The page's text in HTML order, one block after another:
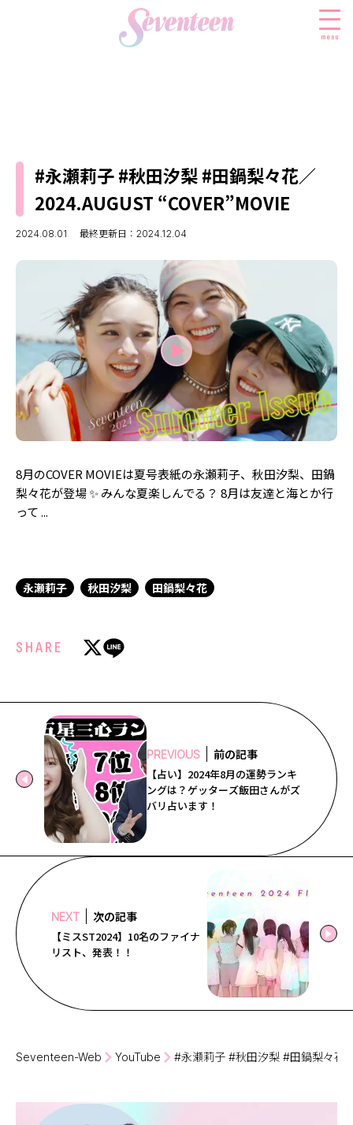
menu
FASHION
ファッションニュース
モデル私服
着回し
着痩せ
BEAUTY
トレンドメイク
ヘアアレンジ・ヘアケア
スキンケア
ボディケア
SCHOOL
学校ヘアメイク
勉強・受験・進路
ENTERTAINMENT
エンタメニュース
なにわ男子
K-POP
LIFESTYLE
ライフスタイルニュース
JKランキング・アワード
モデルの購入品
おでかけ
お悩み相談
JK TREND
JKトレンドニュース
MODELS
MODEL'S BLOG
TikTok
YouTube
FORTUNE
ミスセブンティーンニュース
MAGAZINE
Seventeenについて
Follow us
ST member
新規会員登録・ログイン
#永瀬莉子 #秋田汐梨 #田鍋梨々花／
2024.AUGUST “COVER”MOVIE
2024.08.01 最終更新日：2024.12.04
8月のCOVER MOVIEは夏号表紙の永瀬莉子、秋田汐梨、田鍋
梨々花が登場 ✨ みんな夏楽しんでる？ 8月は友達と海とか行
って ...
永瀬莉子 秋田汐梨 田鍋梨々花
SHARE
PREVIOUS 前の記事
【占い】2024年8月の運勢ランキ
ングは？ゲッターズ飯田さんがズ
バリ占います！
NEXT 次の記事
【ミスST2024】10名のファイナ
リスト、発表！！
Seventeen-Web YouTube #永瀬莉子 #秋田汐梨 #田鍋梨々花